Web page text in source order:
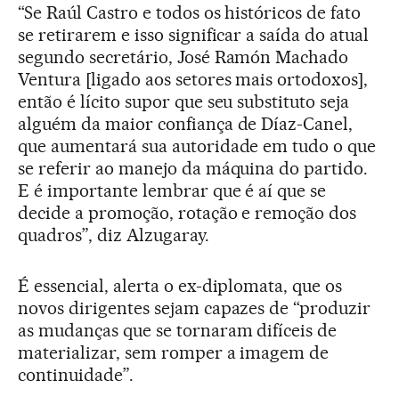
“Se Raúl Castro e todos os históricos de fato
se retirarem e isso significar a saída do atual
segundo secretário, José Ramón Machado
Ventura [ligado aos setores mais ortodoxos],
então é lícito supor que seu substituto seja
alguém da maior confiança de Díaz-Canel,
que aumentará sua autoridade em tudo o que
se referir ao manejo da máquina do partido.
E é importante lembrar que é aí que se
decide a promoção, rotação e remoção dos
quadros”, diz Alzugaray.
É essencial, alerta o ex-diplomata, que os
novos dirigentes sejam capazes de “produzir
as mudanças que se tornaram difíceis de
materializar, sem romper a imagem de
continuidade”.